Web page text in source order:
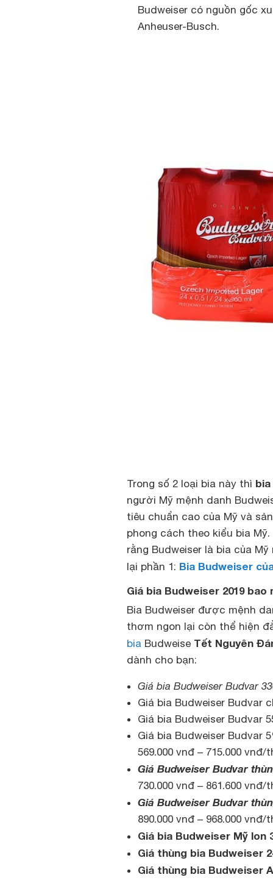
Budweiser có nguồn gốc
Anheuser-Busch.
Trong số 2 loại bia này thì bia
người Mỹ mệnh danh
tiêu chuẩn cao của Mỹ và
phong cách theo kiểu bia
rằng Budweiser là bia của
lại phần 1: Bia Budweiser
Giá bia Budweiser 2019 bao
Bia Budweiser được mệnh
thơm ngon lại còn thể hiện
bia Budweise Tết Nguyên
dành cho bạn:
Giá bia Budweiser Budvar
Giá bia Budweiser Budvar
Giá bia Budweiser Budvar
Giá bia Budweiser Budvar
569.000 vnđ – 715.000 vnđ/
Giá Budweiser Budvar
730.000 vnđ – 861.600 vnđ/
Giá Budweiser Budvar
890.000 vnđ – 968.000 vnđ/
Giá bia Budweiser Mỹ lon
Giá thùng bia Budweiser
Giá thùng bia Budweiser